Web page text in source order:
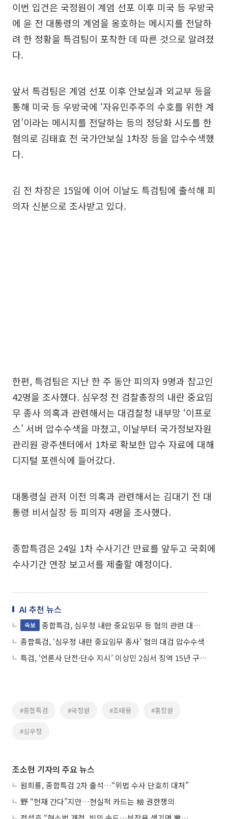
이번 입건은 국정원이 계엄 선포 이후 미국 등 우방국
에 윤 전 대통령의 계엄을 옹호하는 메시지를 전달하
려 한 정황을 특검팀이 포착한 데 따른 것으로 알려졌
다.
앞서 특검팀은 계엄 선포 이후 안보실과 외교부 등을
통해 미국 등 우방국에 ‘자유민주주의 수호를 위한 계
엄’이라는 메시지를 전달하는 등의 정당화 시도를 한
혐의로 김태효 전 국가안보실 1차장 등을 압수수색했
다.
김 전 차장은 15일에 이어 이날도 특검팀에 출석해 피
의자 신분으로 조사받고 있다.
한편, 특검팀은 지난 한 주 동안 피의자 9명과 참고인
42명을 조사했다. 심우정 전 검찰총장의 내란 중요임
무 종사 의혹과 관련해서는 대검찰청 내부망 ‘이프로
스’ 서버 압수수색을 마쳤고, 이날부터 국가정보자원
관리원 광주센터에서 1차로 확보한 압수 자료에 대해
디지털 포렌식에 들어갔다.
대통령실 관저 이전 의혹과 관련해서는 김대기 전 대
통령 비서실장 등 피의자 4명을 조사했다.
종합특검은 24일 1차 수사기간 만료를 앞두고 국회에
수사기간 연장 보고서를 제출할 예정이다.
AI 추천 뉴스
속보
종합특검, 심우정 내란 중요임무 등 혐의 관련 대검 압수수색
종합특검, ‘심우정 내란 중요임무 종사’ 혐의 대검 압수수색
특검, ‘언론사 단전·단수 지시’ 이상민 2심서 징역 15년 구형…“민주주의에 대한 테러”
#종합특검 #국정원 #조태용 #홍장원
#심우정
조소현 기자의 주요 뉴스
원희룡, 종합특검 2차 출석…“위법 수사 단호히 대처”
野 “헌재 간다”지만…현실적 카드는 檢 권한쟁의